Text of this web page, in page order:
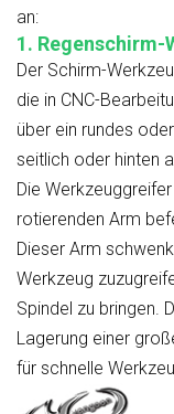
an:
1. Regenschirm-
Der Schirm-
die in CNC-
über ein rundes
seitlich oder hinten
Die
rotierenden Arm
Dieser Arm
Werkzeug
Spindel zu bringen.
Lagerung einer
für schnelle